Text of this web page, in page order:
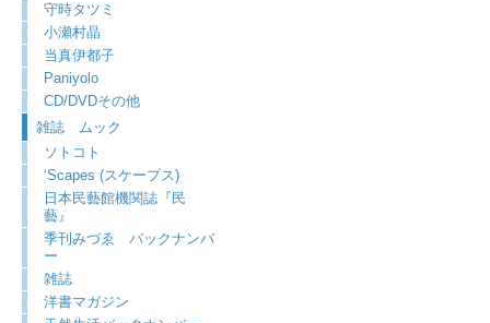
守時タツミ
小瀬村晶
当真伊都子
Paniyolo
CD/DVDその他
雑誌 ムック
ソトコト
‘Scapes (スケープス)
日本民藝館機関誌『民
藝』
季刊みづゑ バックナンバ
ー
雑誌
洋書マガジン